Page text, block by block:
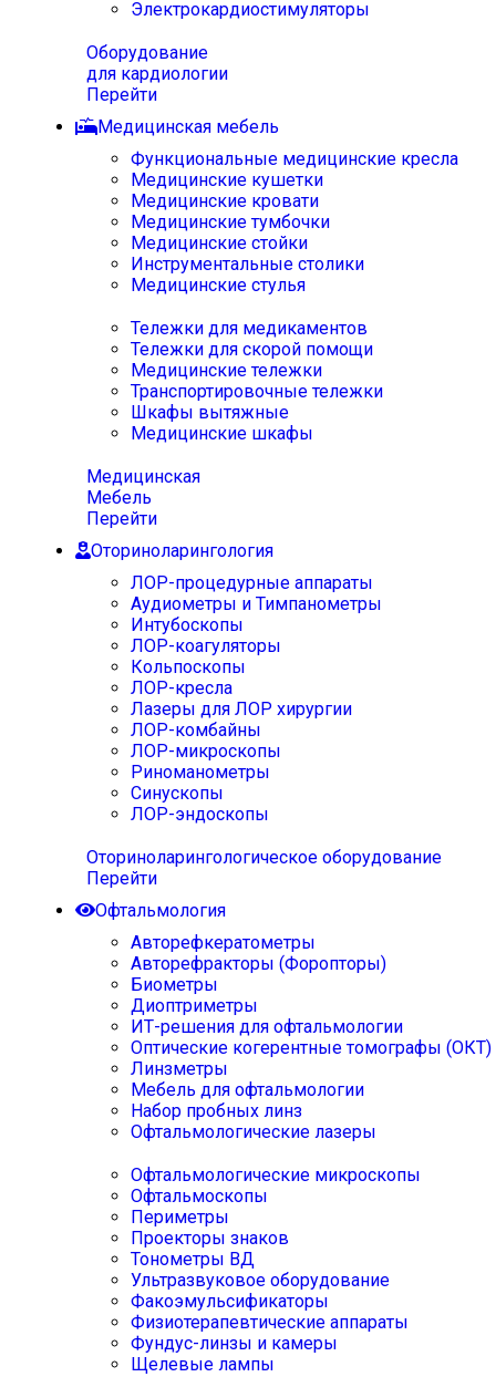
Электрокардиостимуляторы
Оборудование
для кардиологии
Перейти
Медицинская мебель
Функциональные медицинские кресла
Медицинские кушетки
Медицинские кровати
Медицинские тумбочки
Медицинские стойки
Инструментальные столики
Медицинские стулья
Тележки для медикаментов
Тележки для скорой помощи
Медицинские тележки
Транспортировочные тележки
Шкафы вытяжные
Медицинские шкафы
Медицинская
Мебель
Перейти
Оториноларингология
ЛОР-процедурные аппараты
Аудиометры и Тимпанометры
Интубоскопы
ЛОР-коагуляторы
Кольпоскопы
ЛОР-кресла
Лазеры для ЛОР хирургии
ЛОР-комбайны
ЛОР-микроскопы
Риноманометры
Синускопы
ЛОР-эндоскопы
Оториноларингологическое оборудование
Перейти
Офтальмология
Авторефкератометры
Авторефракторы (Форопторы)
Биометры
Диоптриметры
ИТ-решения для офтальмологии
Оптические когерентные томографы (ОКТ)
Линзметры
Мебель для офтальмологии
Набор пробных линз
Офтальмологические лазеры
Офтальмологические микроскопы
Офтальмоскопы
Периметры
Проекторы знаков
Тонометры ВД
Ультразвуковое оборудование
Факоэмульсификаторы
Физиотерапевтические аппараты
Фундус-линзы и камеры
Щелевые лампы